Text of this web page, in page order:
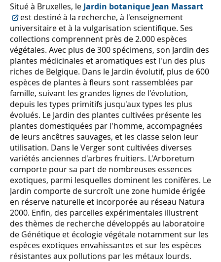
Situé à Bruxelles, le Jardin botanique Jean Massart
est destiné à la recherche, à l'enseignement
universitaire et à la vulgarisation scientifique. Ses
collections comprennent près de 2.000 espèces
végétales. Avec plus de 300 spécimens, son Jardin des
plantes médicinales et aromatiques est l'un des plus
riches de Belgique. Dans le Jardin évolutif, plus de 600
espèces de plantes à fleurs sont rassemblées par
famille, suivant les grandes lignes de l'évolution,
depuis les types primitifs jusqu'aux types les plus
évolués. Le Jardin des plantes cultivées présente les
plantes domestiquées par l'homme, accompagnées
de leurs ancêtres sauvages, et les classe selon leur
utilisation. Dans le Verger sont cultivées diverses
variétés anciennes d'arbres fruitiers. L'Arboretum
comporte pour sa part de nombreuses essences
exotiques, parmi lesquelles dominent les conifères. Le
Jardin comporte de surcroît une zone humide érigée
en réserve naturelle et incorporée au réseau Natura
2000. Enfin, des parcelles expérimentales illustrent
des thèmes de recherche développés au laboratoire
de Génétique et écologie végétale notamment sur les
espèces exotiques envahissantes et sur les espèces
résistantes aux pollutions par les métaux lourds.